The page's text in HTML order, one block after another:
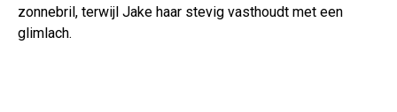
zonnebril, terwijl Jake haar stevig vasthoudt met een
glimlach.